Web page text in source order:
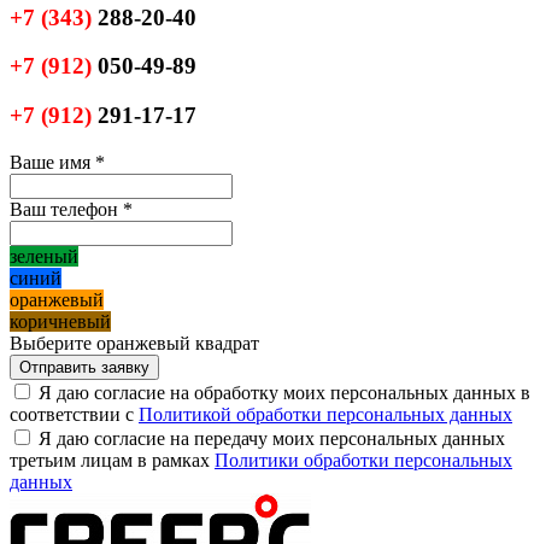
+7 (343) 288-20-40
+7 (912) 050-49-89
+7 (912) 291-17-17
Ваше имя *
Ваш телефон *
зеленый
синий
оранжевый
коричневый
Выберите оранжевый квадрат
Я даю согласие на обработку моих персональных данных в
соответствии с Политикой обработки персональных данных
Я даю согласие на передачу моих персональных данных
третьим лицам в рамках Политики обработки персональных
данных